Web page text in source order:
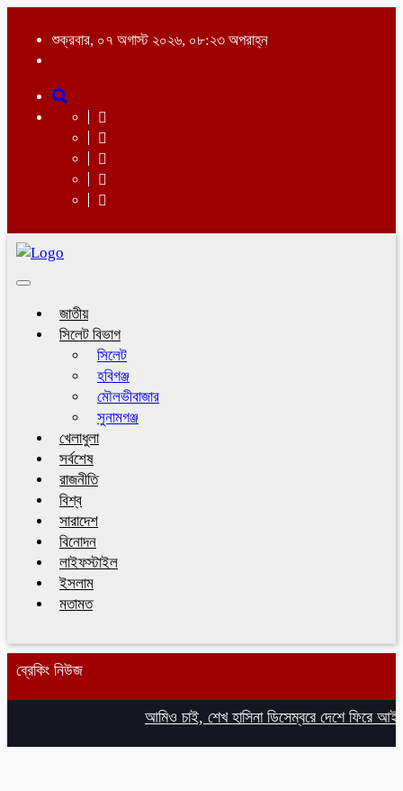
শুক্রবার, ০৭ অগাস্ট ২০২৬, ০৮:২৩ অপরাহ্ন
Toggle
জাতীয়
সিলেট বিভাগ
সিলেট
হবিগঞ্জ
মৌলভীবাজার
সুনামগঞ্জ
খেলাধুলা
সর্বশেষ
রাজনীতি
বিশ্ব
সারাদেশ
বিনোদন
লাইফস্টাইল
ইসলাম
মতামত
ব্রেকিং নিউজ
আমিও চাই, শেখ হাসিনা ডিসেম্বরে দেশে ফিরে